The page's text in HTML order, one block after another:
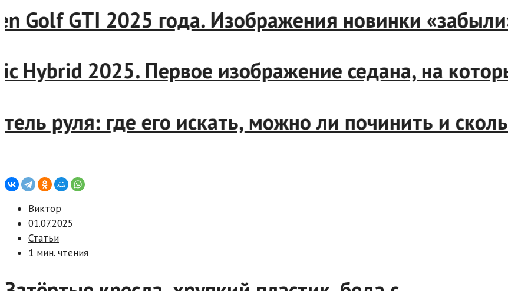
GTI 2025 года. Изображения новинки
2025. Первое изображение седана, на
руля: где его искать, можно ли починить и
Виктор
01.07.2025
Статьи
1 мин. чтения